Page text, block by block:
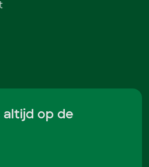
op de